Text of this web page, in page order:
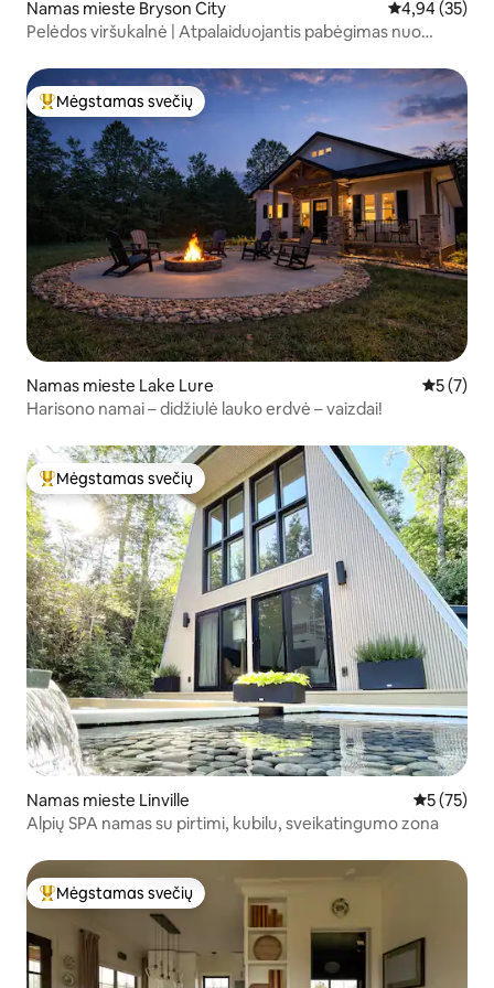
Namas mieste Bryson City Vidutinis
4,94 (35)
Pelėdos viršukalnė | Atpalaiduojantis pabėgimas nuo
Svečių mėgstamiausias
Mėgstamas svečių
Namas mieste Lake Lure Vidutinis
5 (7)
Harisono namai – didžiulė lauko erdvė – vaizdai!
Svečių mėgstamiausias
Mėgstamas svečių
Namas mieste Linville Vidutinis
5 (75)
Alpių SPA namas su pirtimi, kubilu, sveikatingumo zona
Svečių mėgstamiausias
Mėgstamas svečių